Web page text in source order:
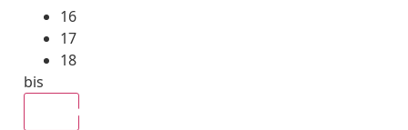
16
17
18
bis